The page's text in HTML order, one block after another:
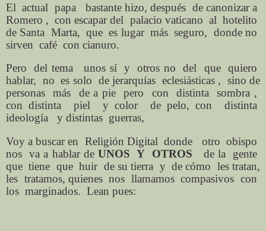
El actual papa bastante hizo, después de canonizar a
Romero , con escapar del palacio vaticano al hotelito
de Santa Marta, que es lugar más seguro, donde no
sirven café con cianuro.
Pero del tema unos sí y otros no del que quiero
hablar, no es solo de jerarquías eclesiásticas , sino de
personas más de a pie pero con distinta sombra ,
con distinta piel y color de pelo, con distinta
ideología y distintas guerras,
Voy a buscar en Religión Digital donde otro obispo
nos va a hablar de UNOS Y OTROS de la gente
que tiene que huir de su tierra y de cómo les tratan,
les tratamos, quienes nos llamamos compasivos con
los marginados. Lean pues: